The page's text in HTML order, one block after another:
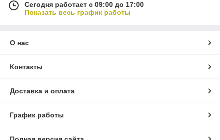
Сегодня работает с 09:00 до 17:00
Показать весь график работы
О нас
Контакты
Доставка и оплата
График работы